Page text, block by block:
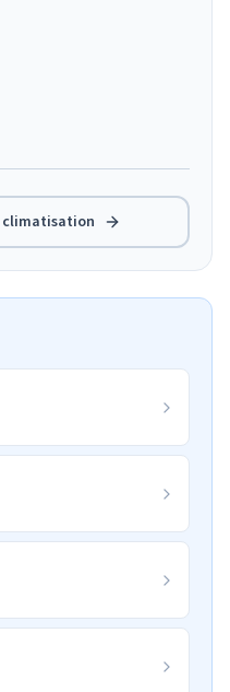
climatisation